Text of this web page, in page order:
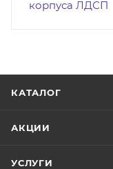
корпуса ЛДСП
КАТАЛОГ
АКЦИИ
УСЛУГИ